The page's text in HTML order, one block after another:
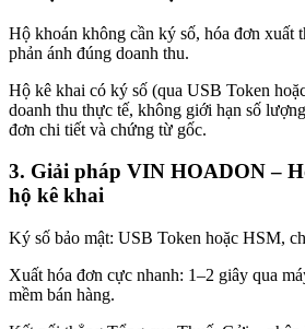
Hộ khoán không cần ký số, hóa đơn xuất
phản ánh đúng doanh thu.
Hộ kê khai có ký số (qua USB Token
doanh thu thực tế, không giới hạn số
đơn chi tiết và chứng từ gốc.
3. Giải pháp VIN HOADON –
hộ kê khai
Ký số bảo mật: USB Token hoặc HSM,
Xuất hóa đơn cực nhanh: 1–2 giây qua
mềm bán hàng.